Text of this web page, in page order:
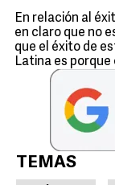
En relación al
en claro que no
que el éxito de
Latina es
TEMAS